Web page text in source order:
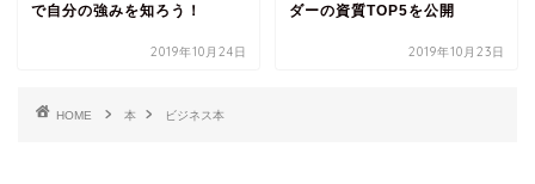
で自分の強みを知ろう！
2019年10月24日
ダーの資質TOP5を公開
2019年10月23日
HOME 本 ビジネス本